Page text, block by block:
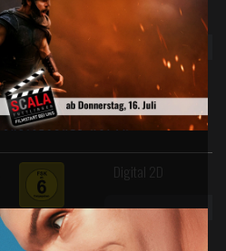
Digital 2D
Digital 2D